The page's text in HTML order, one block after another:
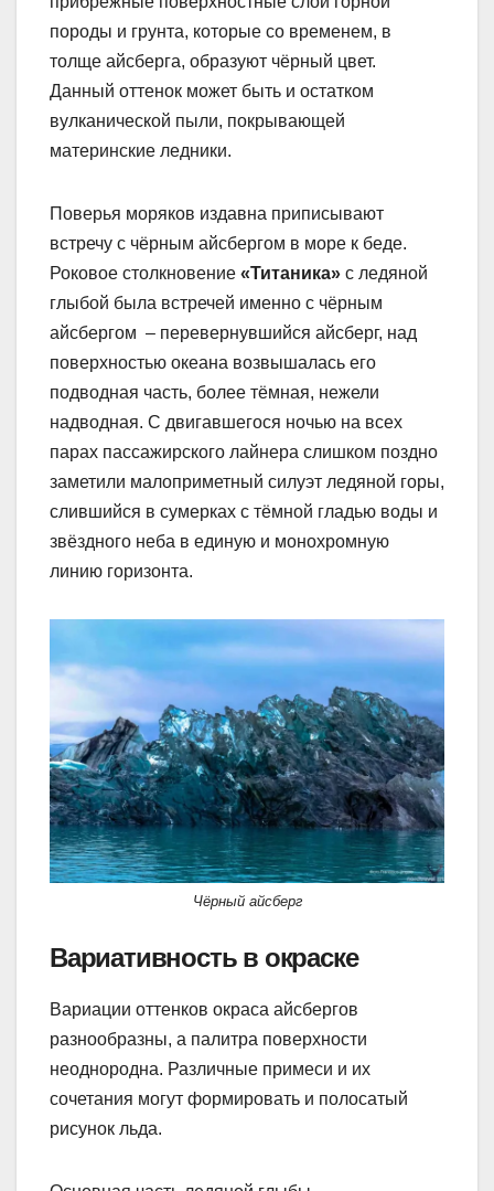
породы и грунта, которые со временем, в
толще айсберга, образуют чёрный цвет.
Данный оттенок может быть и остатком
вулканической пыли, покрывающей
материнские ледники.
Поверья моряков издавна приписывают
встречу с чёрным айсбергом в море к беде.
Роковое столкновение «Титаника» с ледяной
глыбой была встречей именно с чёрным
айсбергом – перевернувшийся айсберг, над
поверхностью океана возвышалась его
подводная часть, более тёмная, нежели
надводная. С двигавшегося ночью на всех
парах пассажирского лайнера слишком поздно
заметили малоприметный силуэт ледяной горы,
слившийся в сумерках с тёмной гладью воды и
звёздного неба в единую и монохромную
линию горизонта.
Чёрный айсберг
Вариативность в окраске
Вариации оттенков окраса айсбергов
разнообразны, а палитра поверхности
неоднородна. Различные примеси и их
сочетания могут формировать и полосатый
рисунок льда.